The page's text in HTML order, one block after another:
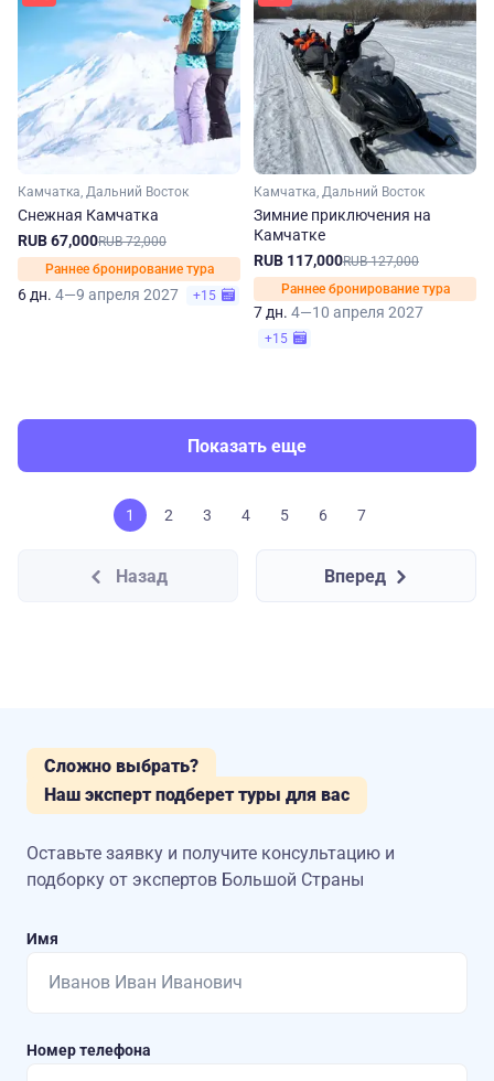
Камчатка, Дальний Восток
Снежная Камчатка
RUB 67,000RUB 72,000
Раннее бронирование тура
6 дн. 4—9 апреля 2027 +15
Камчатка, Дальний Восток
Зимние приключения на
Камчатке
RUB 117,000RUB 127,000
Раннее бронирование тура
7 дн. 4—10 апреля 2027
+15
Показать еще
1 2 3 4 5 6 7
Назад Вперед
Сложно выбрать?
Наш эксперт подберет туры для вас
Оставьте заявку и получите консультацию и
подборку от экспертов Большой Страны
Имя
Номер телефона